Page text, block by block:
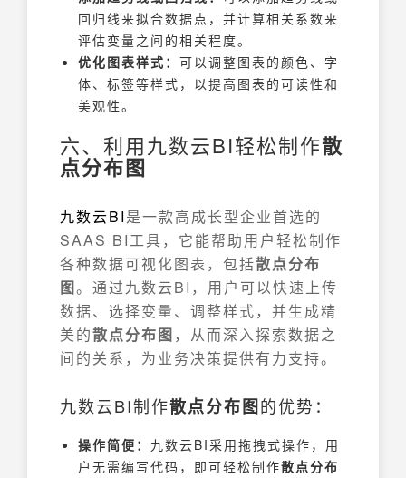
回归线来拟合数据点，并计算相关系数来
评估变量之间的相关程度。
优化图表样式： 可以调整图表的颜色、字
体、标签等样式，以提高图表的可读性和
美观性。
六、利用九数云BI轻松制作散
点分布图
九数云BI是一款高成长型企业首选的
SAAS BI工具，它能帮助用户轻松制作
各种数据可视化图表，包括散点分布
图。通过九数云BI，用户可以快速上传
数据、选择变量、调整样式，并生成精
美的散点分布图 ，从而深入探索数据之
间的关系，为业务决策提供有力支持。
九数云BI制作散点分布图的优势：
操作简便： 九数云BI采用拖拽式操作，用
户无需编写代码，即可轻松制作散点分布